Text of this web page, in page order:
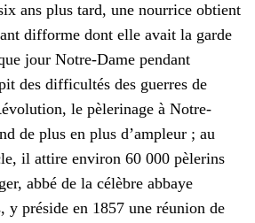
ans plus tard, une nourrice obtient
difforme dont elle avait la garde
jour Notre-Dame pendant
des difficultés des guerres de
le pèlerinage à Notre-
de plus en plus d’ampleur ; au
il attire environ 60 000 pèlerins
abbé de la célèbre abbaye
y préside en 1857 une réunion de